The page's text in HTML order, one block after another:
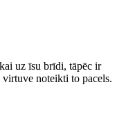
uz īsu brīdi, tāpēc ir
virtuve noteikti to pacels.